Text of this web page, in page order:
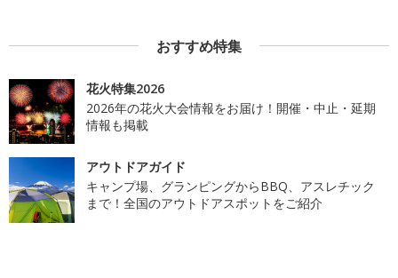
おすすめ特集
花火特集2026
2026年の花火大会情報をお届け！開催・中止・延期
情報も掲載
アウトドアガイド
キャンプ場、グランピングからBBQ、アスレチック
まで！全国のアウトドアスポットをご紹介